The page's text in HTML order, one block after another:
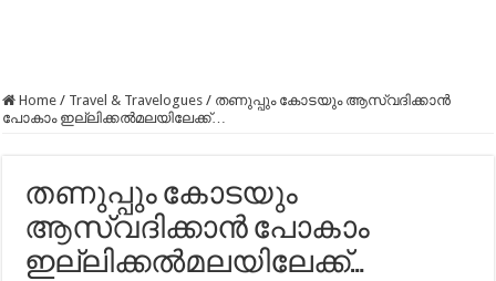
Home / Travel & Travelogues / തണുപ്പും കോടയും ആസ്വദിക്കാന്‍
പോകാം ഇല്ലിക്കൽമലയിലേക്ക്…
തണുപ്പും കോടയും
ആസ്വദിക്കാന്‍ പോകാം
ഇല്ലിക്കൽമലയിലേക്ക്…